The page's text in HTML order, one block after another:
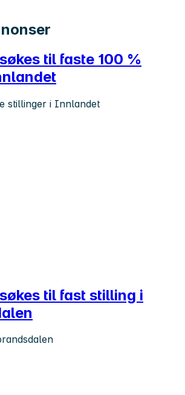
til faste 100 %
stillinger i Innlandet
til fast stilling i